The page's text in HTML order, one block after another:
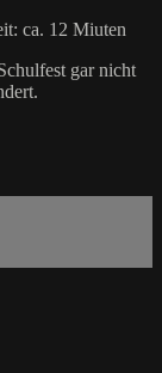
ca. 12 Miuten
gar nicht